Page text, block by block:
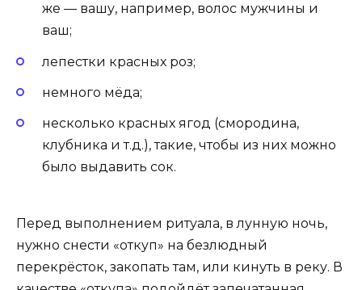
же — вашу, например, волос мужчины и
ваш;
лепестки красных роз;
немного мёда;
несколько красных ягод (смородина,
клубника и т.д.), такие, чтобы из них можно
было выдавить сок.
Перед выполнением ритуала, в лунную ночь,
нужно снести «откуп» на безлюдный
перекрёсток, закопать там, или кинуть в реку. В